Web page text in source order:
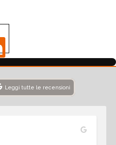
Leggi tutte le recensioni